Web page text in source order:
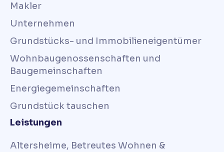
Makler
Unternehmen
Grundstücks- und Immobilieneigentümer
Wohnbaugenossenschaften und
Baugemeinschaften
Energiegemeinschaften
Grundstück tauschen
Leistungen
Altersheime, Betreutes Wohnen &